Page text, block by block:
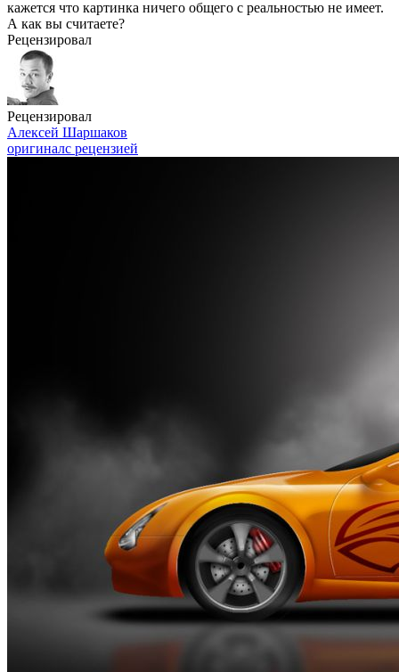
кажется что картинка ничего общего с реальностью не имеет.
А как вы считаете?
Рецензировал
Рецензировал
Алексей Шаршаков
оригиналс рецензией